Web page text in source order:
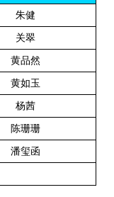
朱健
关翠
黄品然
黄如玉
杨茜
陈珊珊
潘玺函